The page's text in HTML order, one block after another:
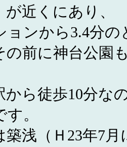
が近くにあり、
ョンから3.4分
前に神台公園
から徒歩10分な
。
築浅（Ｈ23年7